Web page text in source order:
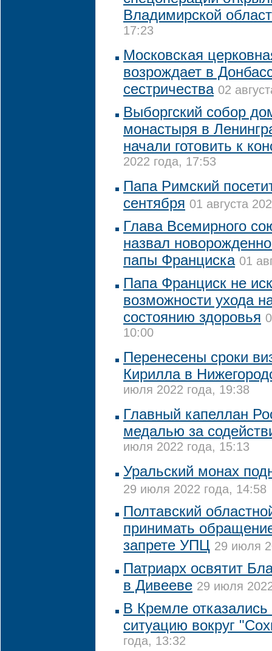
Владимирской
17:23
Московская
возрождает в
сестричества 02
Выборгский собор
монастыря в
начали готовить к
2022 года, 17:53
Папа Римский
сентября 01 августа
Глава Всемирного
назвал
папы Франциска 01
Папа Франциск не
возможности ухода
состоянию здоровья
10:00
Перенесены сроки
Кирилла в
июля 2022 года, 19:38
Главный капеллан
медалью за
июля 2022 года, 15:13
Уральский монах
29 июля 2022 года, 14:58
Полтавский
принимать
запрете УПЦ 29 июля
Патриарх освятит
в Дивееве 29 июля
В Кремле
ситуацию вокруг
года, 13:32